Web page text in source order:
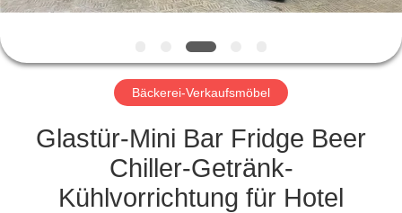
TRETEN
SIE
MIT
VERBINDUNG
Bäckerei-Verkaufsmöbel
Glastür-Mini Bar Fridge Beer
Chiller-Getränk-
Kühlvorrichtung für Hotel